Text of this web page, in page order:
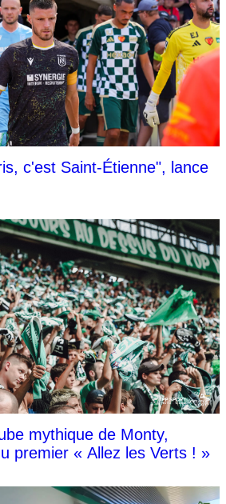
c'est Saint-Étienne", lance
mythique de Monty,
premier « Allez les Verts ! »